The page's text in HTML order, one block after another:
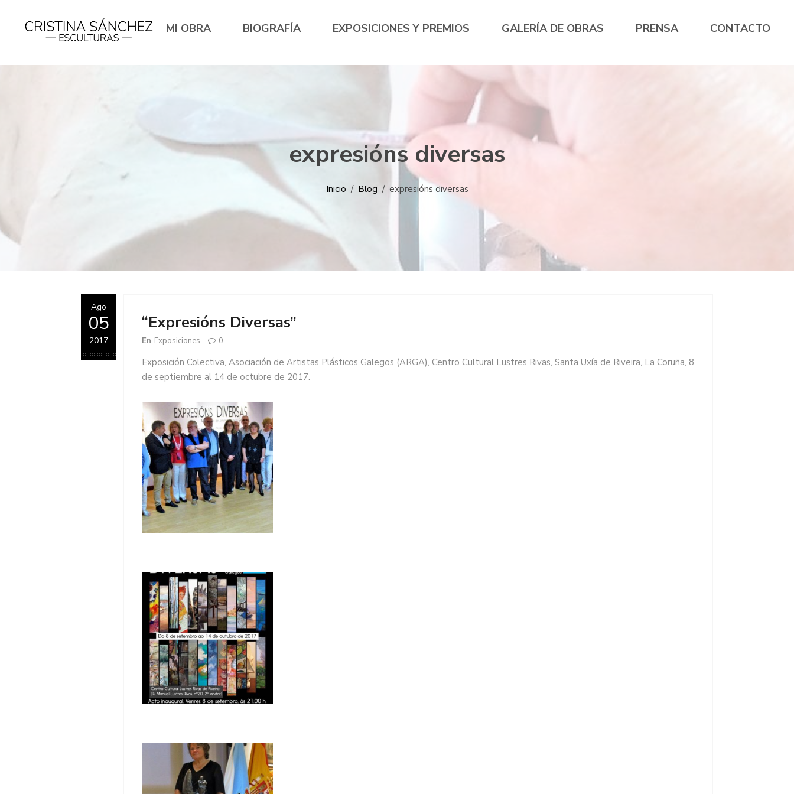
MI OBRA BIOGRAFÍA EXPOSICIONES Y PREMIOS GALERÍA DE OBRAS PRENSA CONTACTO
expresións diversas
Inicio / Blog / expresións diversas
Ago
05
2017
“Expresións Diversas”
En Exposiciones 0
Exposición Colectiva, Asociación de Artistas Plásticos Galegos (ARGA), Centro Cultural Lustres Rivas, Santa Uxía de Riveira, La Coruña, 8
de septiembre al 14 de octubre de 2017.